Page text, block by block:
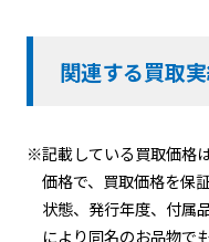
関連する買取
※記載している買取価格
価格で、買取価格を保
状態、発行年度、付属
により同名のお品物で